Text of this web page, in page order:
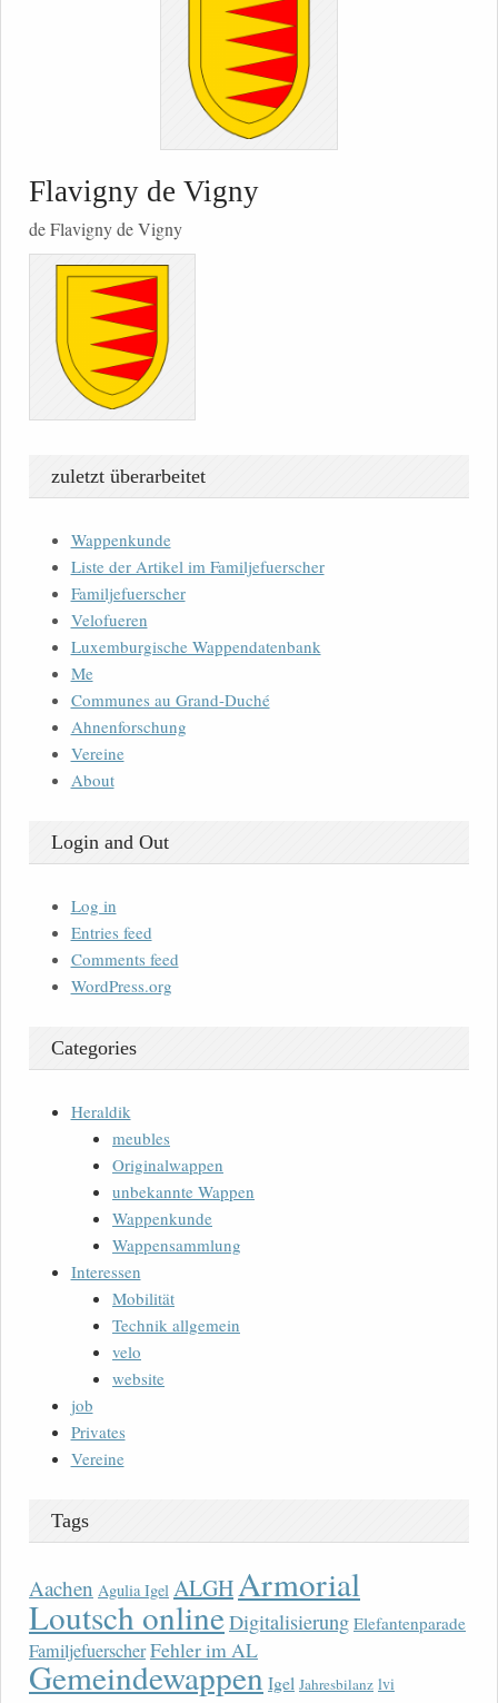
Flavigny de Vigny
de Flavigny de Vigny
zuletzt überarbeitet
Wappenkunde
Liste der Artikel im Familjefuerscher
Familjefuerscher
Velofueren
Luxemburgische Wappendatenbank
Me
Communes au Grand-Duché
Ahnenforschung
Vereine
About
Login and Out
Log in
Entries feed
Comments feed
WordPress.org
Categories
Heraldik
meubles
Originalwappen
unbekannte Wappen
Wappenkunde
Wappensammlung
Interessen
Mobilität
Technik allgemein
velo
website
job
Privates
Vereine
Tags
Aachen Agulia Igel ALGHArmorial
Loutsch onlineDigitalisierung Elefantenparade
FamiljefuerscherFehler im AL
Gemeindewappen Igel Jahresbilanz lvi